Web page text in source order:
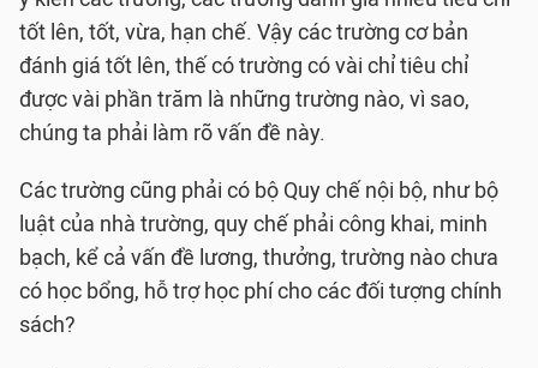
tốt lên, tốt, vừa, hạn chế. Vậy các trường cơ bản
đánh giá tốt lên, thế có trường có vài chỉ tiêu chỉ
được vài phần trăm là những trường nào, vì sao,
chúng ta phải làm rõ vấn đề này.
Các trường cũng phải có bộ Quy chế nội bộ, như bộ
luật của nhà trường, quy chế phải công khai, minh
bạch, kể cả vấn đề lương, thưởng, trường nào chưa
có học bổng, hỗ trợ học phí cho các đối tượng chính
sách?